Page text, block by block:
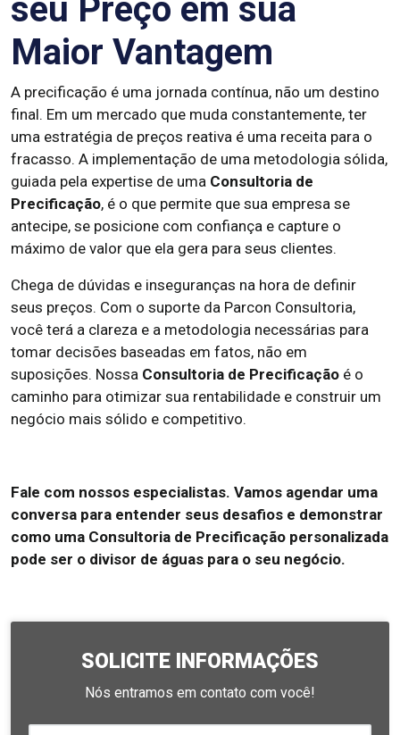
seu Preço em sua
Maior Vantagem
A precificação é uma jornada contínua, não um destino
final. Em um mercado que muda constantemente, ter
uma estratégia de preços reativa é uma receita para o
fracasso. A implementação de uma metodologia sólida,
guiada pela expertise de uma Consultoria de
Precificação, é o que permite que sua empresa se
antecipe, se posicione com confiança e capture o
máximo de valor que ela gera para seus clientes.
Chega de dúvidas e inseguranças na hora de definir
seus preços. Com o suporte da Parcon Consultoria,
você terá a clareza e a metodologia necessárias para
tomar decisões baseadas em fatos, não em
suposições. Nossa Consultoria de Precificação é o
caminho para otimizar sua rentabilidade e construir um
negócio mais sólido e competitivo.
Fale com nossos especialistas. Vamos agendar uma
conversa para entender seus desafios e demonstrar
como uma Consultoria de Precificação personalizada
pode ser o divisor de águas para o seu negócio.
SOLICITE INFORMAÇÕES
Nós entramos em contato com você!